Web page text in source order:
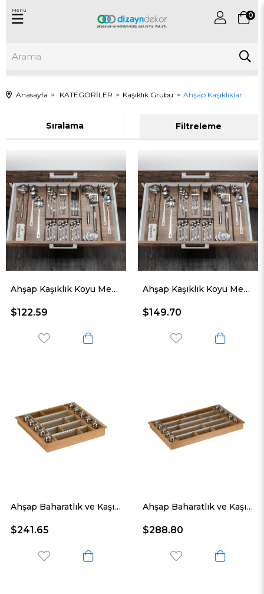
0
Menu
Anasayfa KATEGORİLER Kaşıklık Grubu Ahşap Kaşıklıklar
Filtreleme
Sıralama
Ahşap Kaşıklık Koyu Meşe 600mm
$122.59
Ahşap Kaşıklık Koyu Meşe 900mm
$149.70
Ahşap Baharatlık ve Kaşıklık Ünitesi 60 cm. Modül
$241.65
Ahşap Baharatlık ve Kaşıklık Ünitesi 90 cm. Modül
$288.80